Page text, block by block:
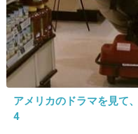
28. 匿名2015/07/15(水) 16:46:19
すごく安くて今買
思って買った後
買わないほうが得
アメリカのドラマを見て
4